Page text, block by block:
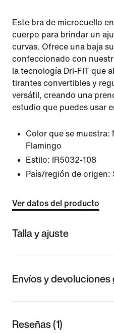
Este bra de microcuello
cuerpo para brindar un
curvas. Ofrece una baja
confeccionado con
la tecnología Dri-FIT que
tirantes convertibles y
versátil, creando una
estudio que puedes usar
Color que se muestra:
Flamingo
Estilo:
IR5032-108
País/región de origen:
Ver datos del producto
Talla y ajuste
Envíos y devoluciones
Reseñas (1)